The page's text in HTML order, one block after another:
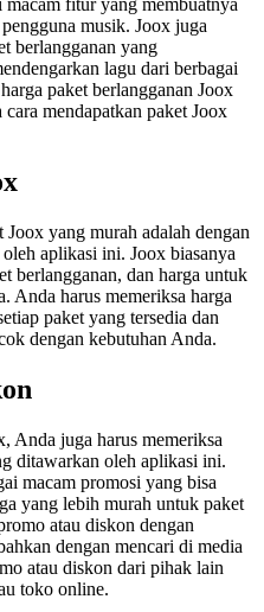
musik. Joox juga
berlangganan yang
lagu dari berbagai
paket berlangganan Joox
mendapatkan paket Joox
yang murah adalah dengan
aplikasi ini. Joox biasanya
berlangganan, dan harga untuk
Anda harus memeriksa harga
paket yang tersedia dan
dengan kebutuhan Anda.
Anda juga harus memeriksa
ditawarkan oleh aplikasi ini.
macam promosi yang bisa
yang lebih murah untuk paket
atau diskon dengan
dengan mencari di media
atau diskon dari pihak lain
toko online.